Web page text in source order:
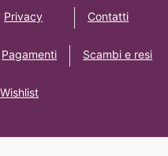
Privacy Contatti
Pagamenti Scambi e resi
Wishlist